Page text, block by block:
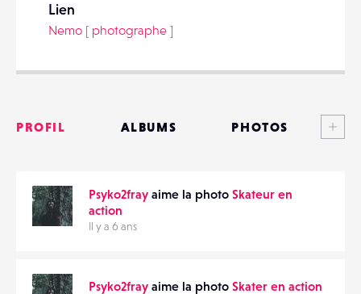
PARTAGER
Lien
Nemo [ photographe ]
PROFIL ALBUMS PHOTOS
MATÉRIELS
ÉVÉNEMENTS
Psyko2fray aime la photo Skateur en
action
Il y a 6 ans
Psyko2fray aime la photo Skater en action